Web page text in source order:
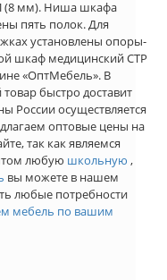
(8 мм). Ниша шкафа
пять полок. Для
установлены опоры-
шкаф медицинский СТР
«ОптМебель». В
быстро доставит
России осуществляется
оптовые цены на
так как являемся
любую школьную ,
вы можете в нашем
любые потребности
мебель по вашим